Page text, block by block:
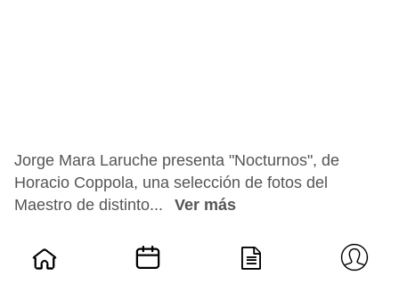
Jorge Mara Laruche presenta "Nocturnos", de
Horacio Coppola, una selección de fotos del
Maestro de distinto...
Ver más